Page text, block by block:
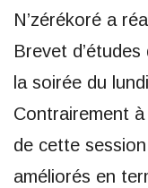
N’zérékoré a
Brevet
la soirée du
Contrairement
de cette
améliorés en